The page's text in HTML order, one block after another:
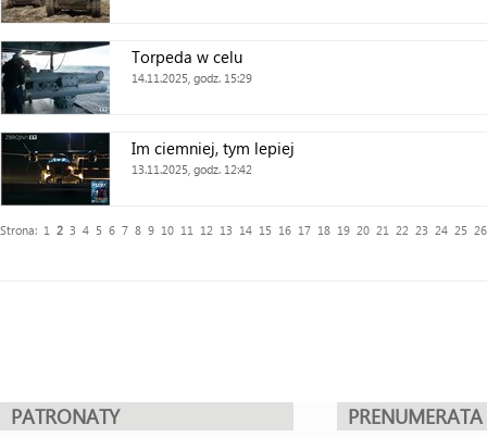
Torpeda w celu
14.11.2025, godz. 15:29
Im ciemniej, tym lepiej
13.11.2025, godz. 12:42
Strona: 1 2 3 4 5 6 7 8 9 10 11 12 13 14 15 16 17 18 19 20 21 22 23 24 25 26
PATRONATY PRENUMERATA